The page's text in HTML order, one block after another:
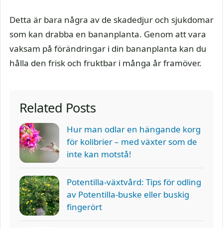
Detta är bara några av de skadedjur och sjukdomar
som kan drabba en bananplanta. Genom att vara
vaksam på förändringar i din bananplanta kan du
hålla den frisk och fruktbar i många år framöver.
Related Posts
Hur man odlar en hängande korg
för kolibrier – med växter som de
inte kan motstå!
Potentilla-växtvård: Tips för odling
av Potentilla-buske eller buskig
fingerört